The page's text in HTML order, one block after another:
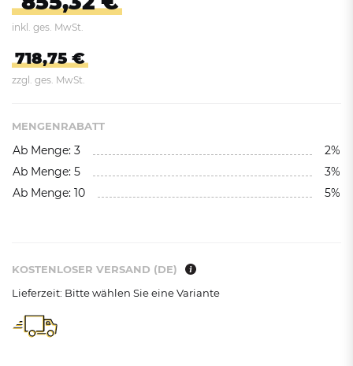
inkl. ges. MwSt.
718,75 €
zzgl. ges. MwSt.
MENGENRABATT
Ab Menge: 3
2%
Ab Menge: 5
3%
Ab Menge: 10
5%
KOSTENLOSER VERSAND (DE)
Lieferzeit: Bitte wählen Sie eine Variante